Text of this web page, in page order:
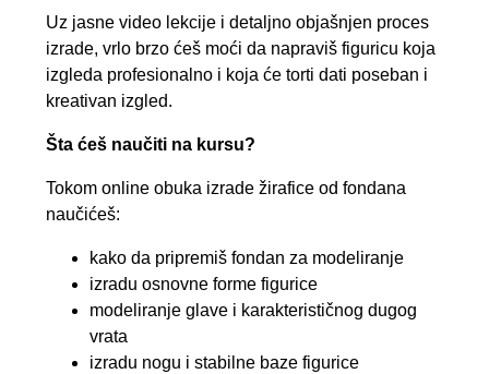
Uz jasne video lekcije i detaljno objašnjen proces
izrade, vrlo brzo ćeš moći da napraviš figuricu koja
izgleda profesionalno i koja će torti dati poseban i
kreativan izgled.
Šta ćeš naučiti na kursu?
Tokom online obuka izrade žirafice od fondana
naučićeš:
kako da pripremiš fondan za modeliranje
izradu osnovne forme figurice
modeliranje glave i karakterističnog dugog
vrata
izradu nogu i stabilne baze figurice